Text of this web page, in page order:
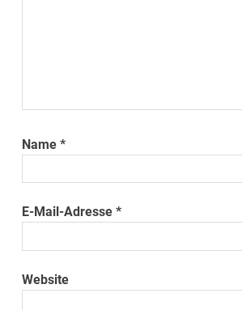
Name*
E-Mail-Adresse*
Website